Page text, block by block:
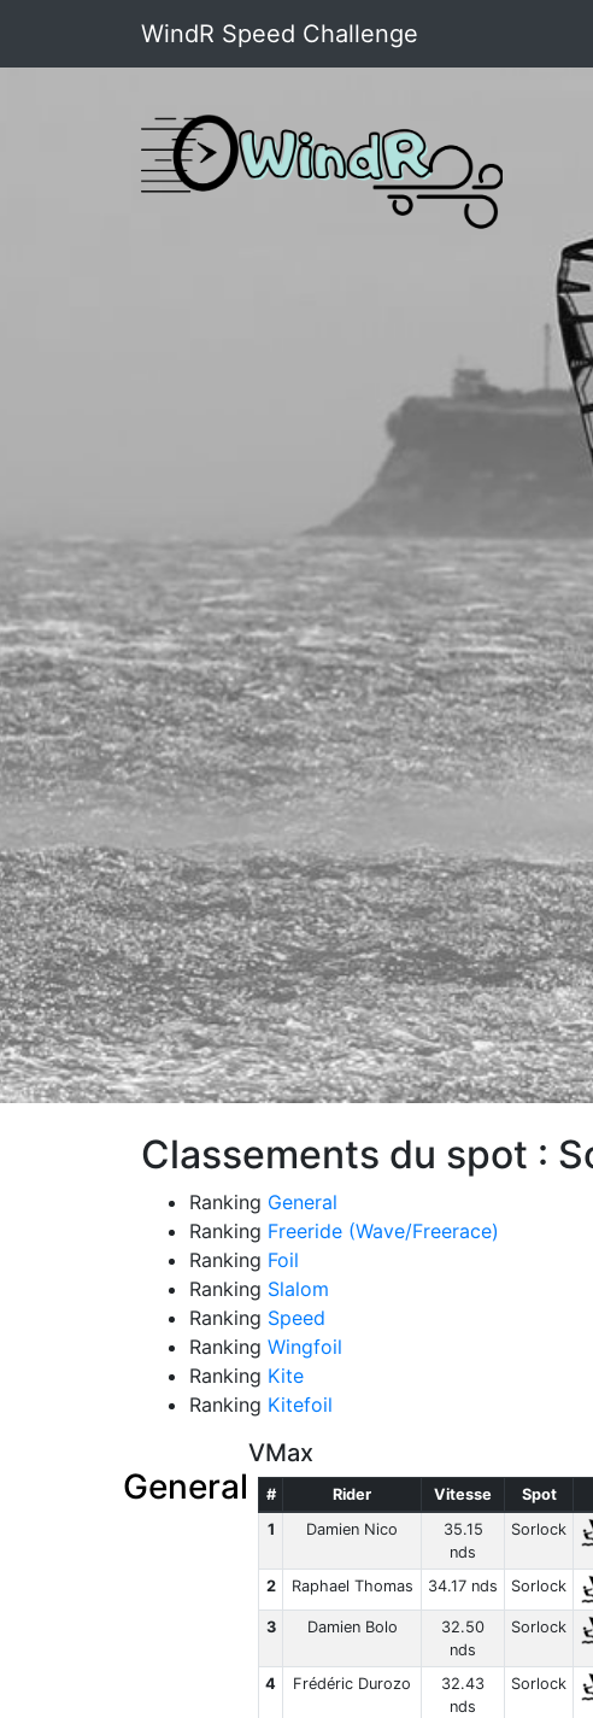
WindR Speed Challenge
Classements du spot :
Ranking General
Ranking Freeride (Wave/Freerace)
Ranking Foil
Ranking Slalom
Ranking Speed
Ranking Wingfoil
Ranking Kite
Ranking Kitefoil
General
VMax
# Rider Vitesse
Spot
1
Damien Nico
35.15
nds
Sorlock
2 Raphael Thomas 34.17 nds Sorlock
3 Damien Bolo
32.50
nds
Sorlock
4 Frédéric Durozo
32.43
nds
Sorlock